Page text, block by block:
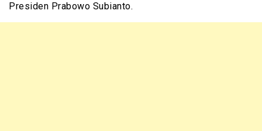
Presiden Prabowo Subianto.